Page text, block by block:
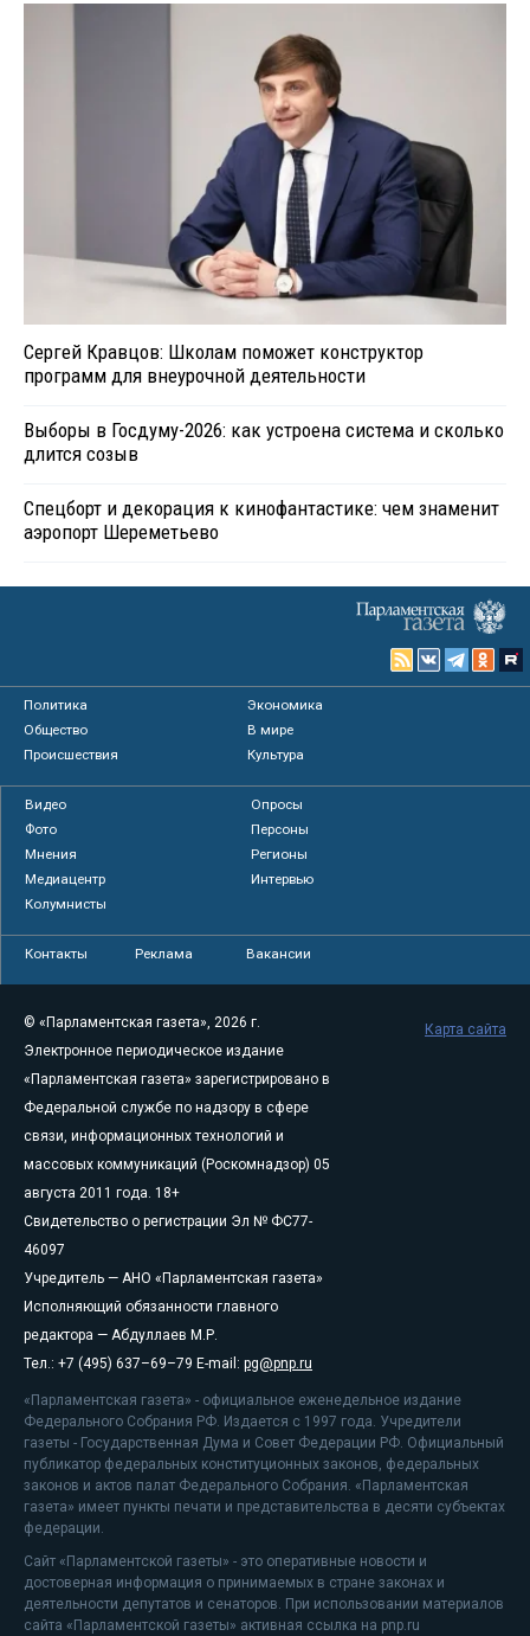
Сергей Кравцов: Школам поможет конструктор
программ для внеурочной деятельности
Выборы в Госдуму-2026: как устроена система и сколько
длится созыв
Спецборт и декорация к кинофантастике: чем знаменит
аэропорт Шереметьево
Политика
Экономика
Общество
В мире
Происшествия
Культура
Видео
Опросы
Фото
Персоны
Мнения
Регионы
Медиацентр
Интервью
Колумнисты
Контакты Реклама Вакансии
© «Парламентская газета», 2026 г.
Электронное периодическое издание
«Парламентская газета» зарегистрировано в
Федеральной службе по надзору в сфере
связи, информационных технологий и
массовых коммуникаций (Роскомнадзор) 05
августа 2011 года. 18+
Свидетельство о регистрации Эл № ФС77-
46097
Учредитель — АНО «Парламентская газета»
Исполняющий обязанности главного
редактора — Абдуллаев М.Р.
Тел.: +7 (495) 637–69–79 E-mail: pg@pnp.ru
«Парламентская газета» - официальное еженедельное издание
Федерального Собрания РФ. Издается с 1997 года. Учредители
газеты - Государственная Дума и Совет Федерации РФ. Официальный
публикатор федеральных конституционных законов, федеральных
законов и актов палат Федерального Собрания. «Парламентская
газета» имеет пункты печати и представительства в десяти субъектах
федерации.
Сайт «Парламентской газеты» - это оперативные новости и
достоверная информация о принимаемых в стране законах и
деятельности депутатов и сенаторов. При использовании материалов
сайта «Парламентской газеты» активная ссылка на pnp.ru
Карта сайта